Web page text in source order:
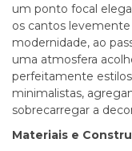
um ponto focal
os cantos
modernidade, ao
uma atmosfera
perfeitamente
minimalistas,
sobrecarregar a
Materiais e